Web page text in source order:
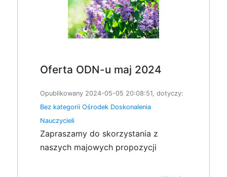
Oferta ODN-u maj 2024
Opublikowany 2024-05-05 20:08:51, dotyczy:
Bez kategorii Ośrodek Doskonalenia
Nauczycieli
Zapraszamy do skorzystania z
naszych majowych propozycji